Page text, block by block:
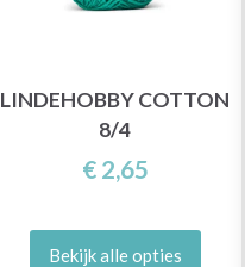
LINDEHOBBY COTTON
8/4
€ 2,65
Bekijk alle opties